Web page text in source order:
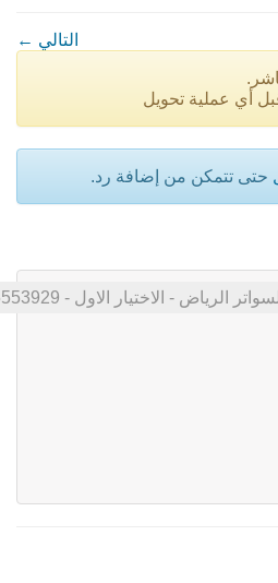
← التالي
أي عملية تحويل
حتى تتمكن من إضافة رد.
- تركيب البرجولات - عروض وتخفيضات مناسبه - مظلات سيارات - سواتر الرياض- اعمال ال